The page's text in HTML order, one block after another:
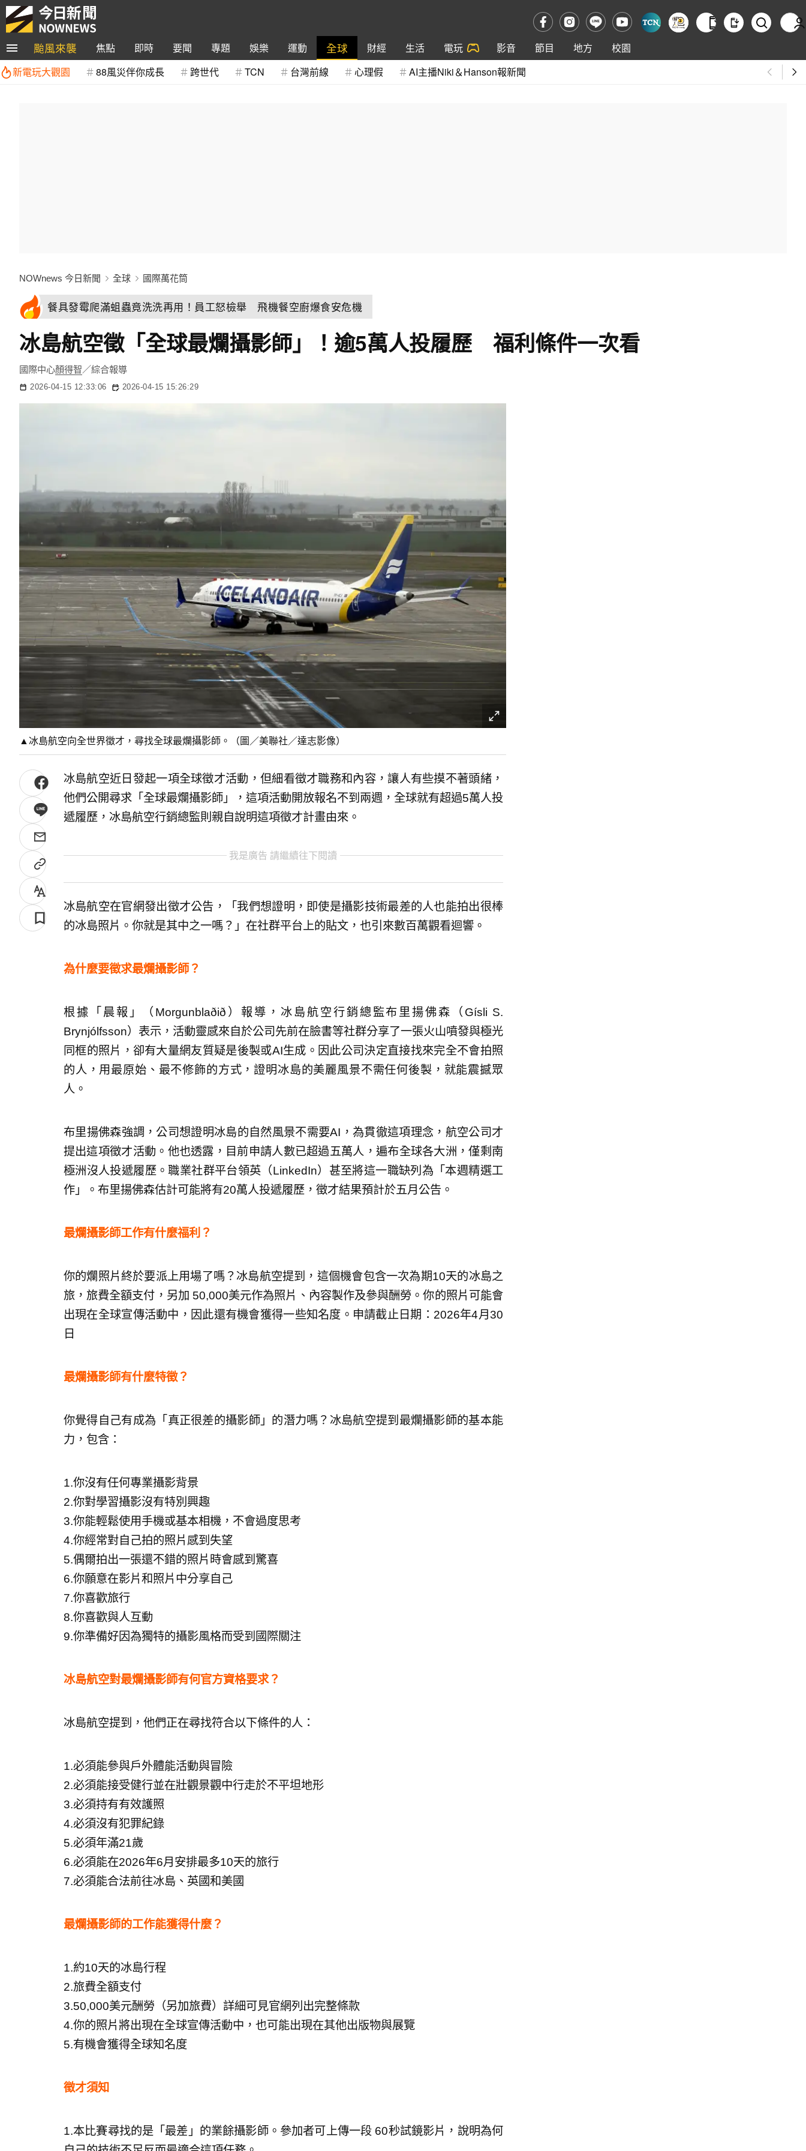
颱風來襲 焦點 即時 要聞 專題 娛樂 運動 全球 財經 生活 電玩 影音 節目 地方
校園
新電玩大觀園
88風災伴你成長 跨世代 TCN 台灣前線 心理假 AI主播Niki＆Hanson報新聞
NOWnews 今日新聞 全球 國際萬花筒
餐具發霉爬滿蛆蟲竟洗洗再用！員工怒檢舉 飛機餐空廚爆食安危機
冰島航空徵「全球最爛攝影師」！逾5萬人投履歷 福利條件一次看
國際中心顏得智／綜合報導
2026-04-15 12:33:06 2026-04-15 15:26:29
▲冰島航空向全世界徵才，尋找全球最爛攝影師。（圖／美聯社／達志影像）
冰島航空近日發起一項全球徵才活動，但細看徵才職務和內容，讓人有些摸不著頭緒，
他們公開尋求「全球最爛攝影師」，這項活動開放報名不到兩週，全球就有超過5萬人投
遞履歷，冰島航空行銷總監則親自說明這項徵才計畫由來。
我是廣告 請繼續往下閱讀
冰島航空在官網發出徵才公告，「我們想證明，即使是攝影技術最差的人也能拍出很棒
的冰島照片。你就是其中之一嗎？」在社群平台上的貼文，也引來數百萬觀看迴響。
為什麼要徵求最爛攝影師？
根據「晨報」（Morgunblaðið）報導，冰島航空行銷總監布里揚佛森（Gísli S.
Brynjólfsson）表示，活動靈感來自於公司先前在臉書等社群分享了一張火山噴發與極光
同框的照片，卻有大量網友質疑是後製或AI生成。因此公司決定直接找來完全不會拍照
的人，用最原始、最不修飾的方式，證明冰島的美麗風景不需任何後製，就能震撼眾
人。
布里揚佛森強調，公司想證明冰島的自然風景不需要AI，為貫徹這項理念，航空公司才
提出這項徵才活動。他也透露，目前申請人數已超過五萬人，遍布全球各大洲，僅剩南
極洲沒人投遞履歷。職業社群平台領英（LinkedIn）甚至將這一職缺列為「本週精選工
作」。布里揚佛森估計可能將有20萬人投遞履歷，徵才結果預計於五月公告。
最爛攝影師工作有什麼福利？
你的爛照片終於要派上用場了嗎？冰島航空提到，這個機會包含一次為期10天的冰島之
旅，旅費全額支付，另加 50,000美元作為照片、內容製作及參與酬勞。你的照片可能會
出現在全球宣傳活動中，因此還有機會獲得一些知名度。申請截止日期：2026年4月30
日
最爛攝影師有什麼特徵？
你覺得自己有成為「真正很差的攝影師」的潛力嗎？冰島航空提到最爛攝影師的基本能
力，包含：
1.你沒有任何專業攝影背景
2.你對學習攝影沒有特別興趣
3.你能輕鬆使用手機或基本相機，不會過度思考
4.你經常對自己拍的照片感到失望
5.偶爾拍出一張還不錯的照片時會感到驚喜
6.你願意在影片和照片中分享自己
7.你喜歡旅行
8.你喜歡與人互動
9.你準備好因為獨特的攝影風格而受到國際關注
冰島航空對最爛攝影師有何官方資格要求？
冰島航空提到，他們正在尋找符合以下條件的人：
1.必須能參與戶外體能活動與冒險
2.必須能接受健行並在壯觀景觀中行走於不平坦地形
3.必須持有有效護照
4.必須沒有犯罪紀錄
5.必須年滿21歲
6.必須能在2026年6月安排最多10天的旅行
7.必須能合法前往冰島、英國和美國
最爛攝影師的工作能獲得什麼？
1.約10天的冰島行程
2.旅費全額支付
3.50,000美元酬勞（另加旅費）詳細可見官網列出完整條款
4.你的照片將出現在全球宣傳活動中，也可能出現在其他出版物與展覽
5.有機會獲得全球知名度
徵才須知
1.本比賽尋找的是「最差」的業餘攝影師。參加者可上傳一段 60秒試鏡影片，說明為何